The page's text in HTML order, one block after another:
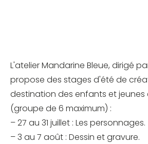
L'atelier Mandarine Bleue, dirigé
propose des stages d'été de
destination des enfants et jeunes
(groupe de 6 maximum) :
– 27 au 31 juillet : Les personnages.
– 3 au 7 août : Dessin et gravure.